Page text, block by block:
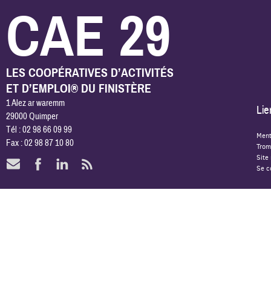
CAE 29
LES COOPÉRATIVES D’ACTIVITÉS
ET D’EMPLOI® DU FINISTÈRE
1 Alez ar waremm
29000 Quimper
Tél : 02 98 66 09 99
Fax : 02 98 87 10 80
Site
Se